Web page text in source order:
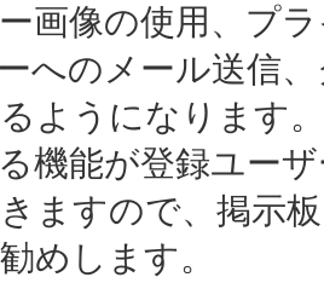
画像の使用、プ
へのメール送信
ようになります
機能が登録ユー
ますので、掲示
めします。